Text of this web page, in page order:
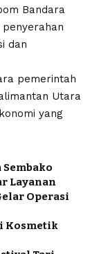
Bandara
dan
pemerintah
Utara
yang
Layanan
Operasi
Kosmetik